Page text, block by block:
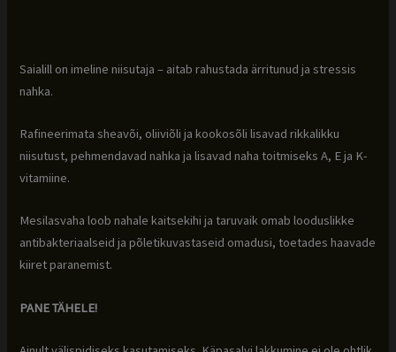
Saialill on imeline niisutaja – aitab rahustada ärritunud ja stressis
nahka.
Rafineerimata sheavõi, oliiviõli ja kookosõli lisavad rikkalikku
niisutust, pehmendavad nahka ja lisavad naha toitmiseks A, E ja K-
vitamiine.
Mesilasvaha loob nahale kaitsekihi ja taruvaik omab looduslikke
antibakteriaalseid ja põletikuvastaseid omadusi, toetades haavade
kiiret paranemist.
PANE TÄHELE!